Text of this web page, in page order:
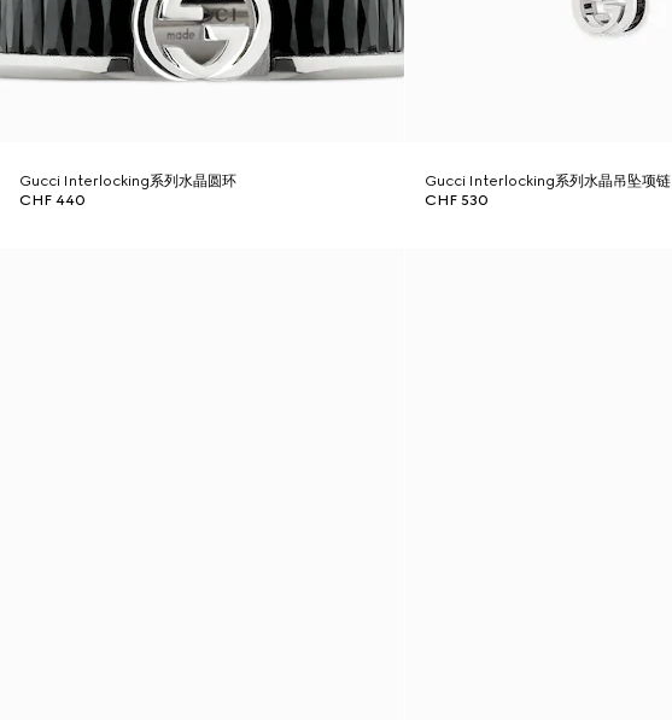
Gucci Interlocking系列水晶圆环
CHF 440
Gucci Interlocking系列水晶吊坠项链
CHF 530